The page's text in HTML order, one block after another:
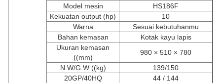
Model mesin
HS186F
Kekuatan output (hp)
10
Warna
Sesuai kebutuhanmu
Bahan kemasan
Kotak kayu lapis
Ukuran kemasan
((mm)
980 × 510 × 780
N.W/G.W ((kg)
139/150
20GP/40HQ
44 / 144